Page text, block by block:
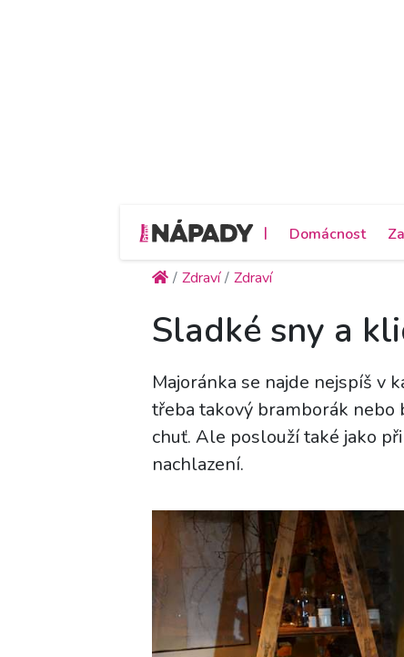
| Domácnost
Zdraví Zdraví
Sladké sny a
Majoránka se najde nejspíš v
třeba takový bramborák
chuť. Ale poslouží také jako
nachlazení.